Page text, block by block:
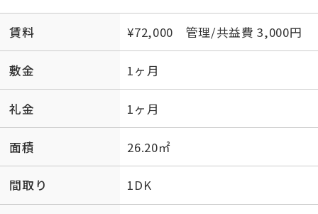
賃料 ¥72,000 管理/共益費 3,000円
敷金 1ヶ月
礼金 1ヶ月
面積 26.20㎡
間取り 1DK